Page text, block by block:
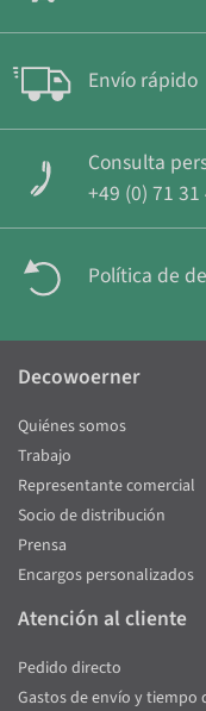
Envío rápido
Consulta
+49 (0) 71 31
Política de
Decowoerner
Quiénes somos
Trabajo
Representante comercial
Socio de distribución
Prensa
Encargos personalizados
Atención al cliente
Pedido directo
Gastos de envío y tiempo